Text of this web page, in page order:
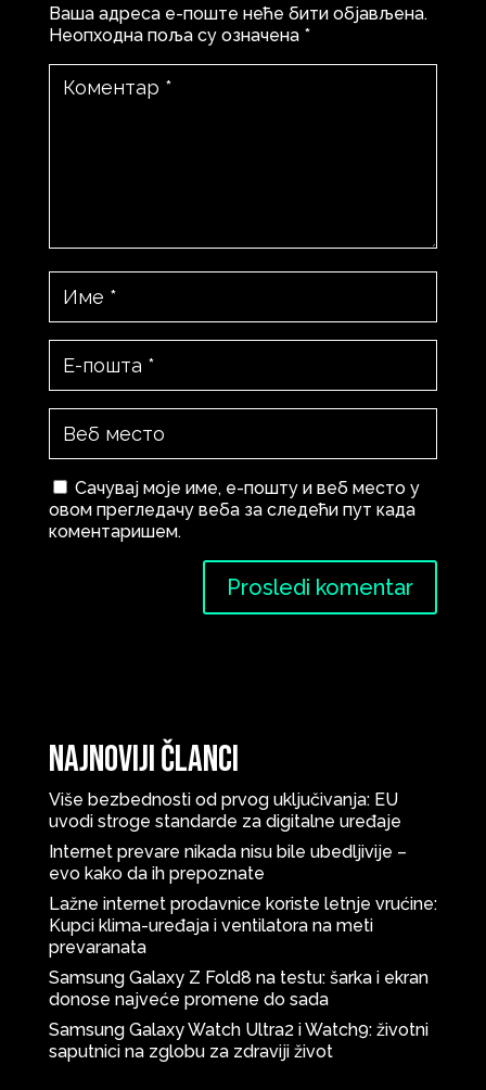
Ваша адреса е-поште неће бити објављена.
Неопходна поља су означена *
Сачувај моје име, е-пошту и веб место у
овом прегледачу веба за следећи пут када
коментаришем.
Najnoviji članci
Više bezbednosti od prvog uključivanja: EU
uvodi stroge standarde za digitalne uređaje
Internet prevare nikada nisu bile ubedljivije –
evo kako da ih prepoznate
Lažne internet prodavnice koriste letnje vrućine:
Kupci klima-uređaja i ventilatora na meti
prevaranata
Samsung Galaxy Z Fold8 na testu: šarka i ekran
donose najveće promene do sada
Samsung Galaxy Watch Ultra2 i Watch9: životni
saputnici na zglobu za zdraviji život